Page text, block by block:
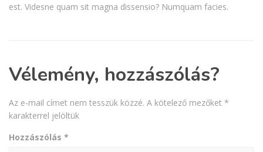
est. Videsne quam sit magna dissensio? Numquam facies.
Vélemény, hozzászólás?
Az e-mail címet nem tesszük közzé. A kötelező mezőket *
karakterrel jelöltük
Hozzászólás *